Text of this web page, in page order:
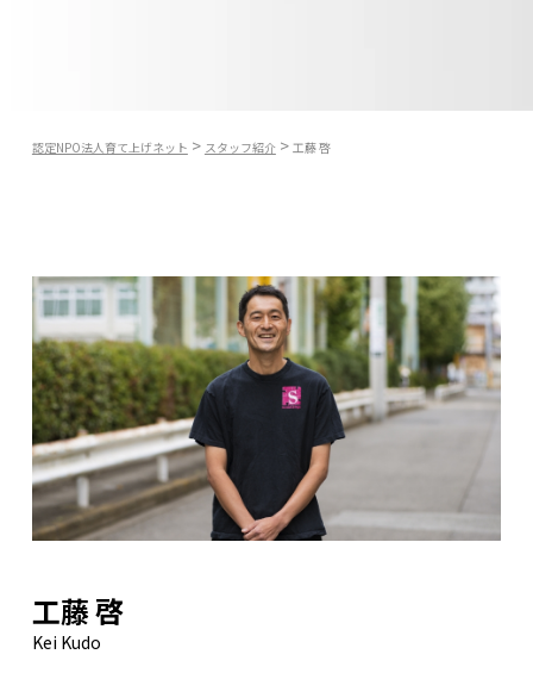
認定NPO法人育て上げネット > スタッフ紹介> 工藤 啓
工藤 啓
Kei Kudo